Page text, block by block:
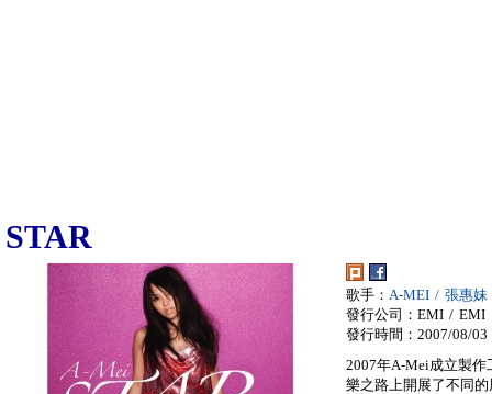
STAR
歌手： A-MEI / 張惠妹
發行公司：EMI / EMI
發行時間：2007/08/03
2007年A-Mei成立製
樂之路上開展了不同